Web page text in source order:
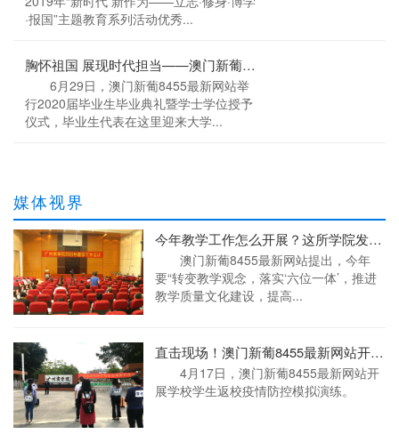
·报国”主题教育系列活动优秀...
胸怀祖国 展现时代担当——澳门新葡8455最新网站举行2020届毕业生毕业典礼暨学士学位授予仪式
6月29日，澳门新葡8455最新网站举
行2020届毕业生毕业典礼暨学士学位授予
仪式，毕业生代表在这里迎来大学...
媒体视界
今年教学工作怎么开展？这所学院发力复合应用型人才培养
澳门新葡8455最新网站提出，今年
要“转变教学观念，落实‘六位一体’，推进
教学质量文化建设，提高...
直击现场！澳门新葡8455最新网站开学演练“进行时”，为师生安全保驾护航！
4月17日，澳门新葡8455最新网站开
展学校学生返校疫情防控模拟演练。